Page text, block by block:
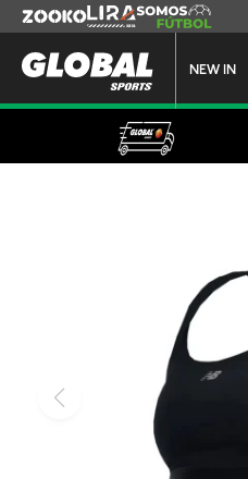
NEW IN
Zooko Lira Somos Futbol